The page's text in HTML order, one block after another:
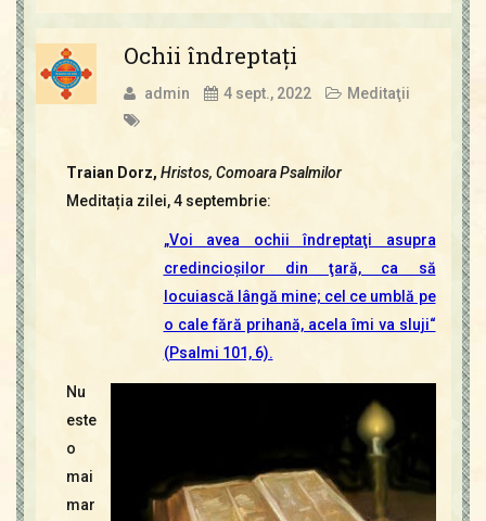
Ochii îndreptaţi
admin 4 sept., 2022 Meditaţii
Traian Dorz, Hristos, Comoara Psalmilor
Meditația zilei, 4 septembrie:
„Voi avea ochii îndreptaţi asupra
credincioşilor din ţară, ca să
locuiască lângă mine; cel ce umblă pe
o cale fără prihană, acela îmi va sluji“
(Psalmi 101, 6).
Nu
este
o
mai
mar